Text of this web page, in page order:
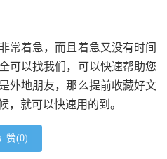
常着急，而且着急又没有时间
可以找我们，可以快速帮助您
外地朋友，那么提前收藏好文
，就可以快速用的到。
赞(0)